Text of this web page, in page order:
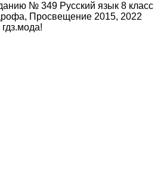
№ 349 Русский язык 8 класс
Просвещение 2015, 2022